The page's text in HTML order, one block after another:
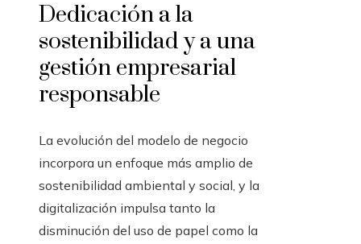
Dedicación a la
sostenibilidad y a una
gestión empresarial
responsable
La evolución del modelo de negocio
incorpora un enfoque más amplio de
sostenibilidad ambiental y social, y la
digitalización impulsa tanto la
disminución del uso de papel como la